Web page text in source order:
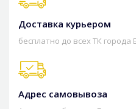
Доставка курьером
бесплатно до всех ТК города
Адрес самовывоза